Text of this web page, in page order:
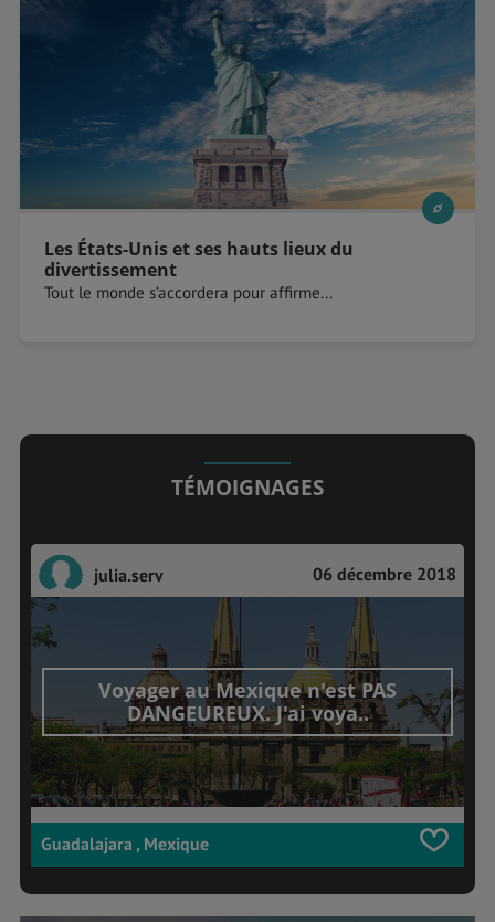
Les États-Unis et ses hauts lieux du
divertissement
Tout le monde s’accordera pour affirme...
TÉMOIGNAGES
julia.serv 06 décembre 2018
Voyager au Mexique n'est PAS
DANGEUREUX. J'ai voya..
Guadalajara , Mexique